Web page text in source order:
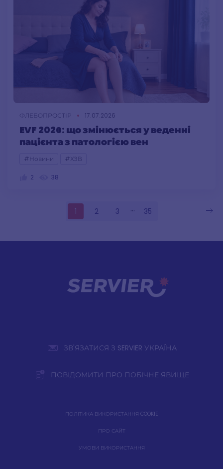
ФЛЕБОПРОСТІР 17.07.2026
EVF 2026: що змінюється у веденні
пацієнта з патологією вен
#Новини #ХЗВ
2 38
1 2 3 ... 35
ЗВ'ЯЗАТИСЯ З SERVIER УКРАЇНА
ПОВІДОМИТИ ПРО ПОБІЧНЕ ЯВИЩЕ
ПОЛІТИКА ВИКОРИСТАННЯ COOKIE
ПРО САЙТ
УМОВИ ВИКОРИСТАННЯ